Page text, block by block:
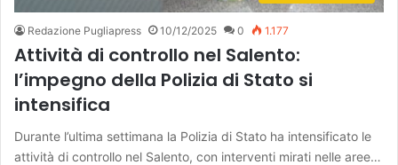
Redazione Pugliapress 10/12/2025 0 1.177
Attività di controllo nel Salento:
l’impegno della Polizia di Stato si
intensifica
Durante l’ultima settimana la Polizia di Stato ha intensificato le
attività di controllo nel Salento, con interventi mirati nelle aree…